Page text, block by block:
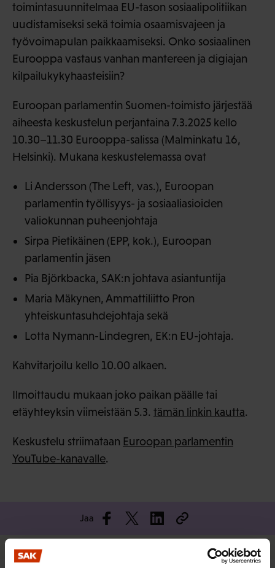
toimintasuunnitelmaa EU-tason sosiaalipolitiikan
uudistamiseksi sekä toimia osaamisvajeen ja
työvoimapulan paikkaamiseksi. Onko sosiaalinen
Eurooppa vastaus vanhan mantereen ja digiajan
kilpailukykyhaasteisiin?
Euroopan parlamentin Suomen-toimisto järjestää
aiheesta keskustelun perjantaina 7.3.2025 kello
10.30–11.30 Eurooppa-salissa (Malminkatu 16,
Helsinki). Mukana keskustelemassa ovat
Li Andersson (The Left, vas.), Euroopan
parlamentin työllisyys- ja sosiaaliasioiden
valiokunnan puheenjohtaja
Sirpa Pietikäinen (EPP, kok.), Euroopan
parlamentin jäsen
Pia Björkbacka, SAK:n johtava asiantuntija
Maria Mäkynen, Ammattiliitto Pron
yhteiskuntasuhdejohtaja sekä
Lotta Nymann-Lindegren, EK:n EU-johtaja.
Kahvitarjoilu kello 10.00 alkaen.
Ilmoittaudu mukaan joko paikan päälle tai
etäyhteyksin viimeistään 5.3. tämän linkin kautta.
Keskustelu striimataan Euroopan parlamentin
YouTube-kanavalle.
Jaa